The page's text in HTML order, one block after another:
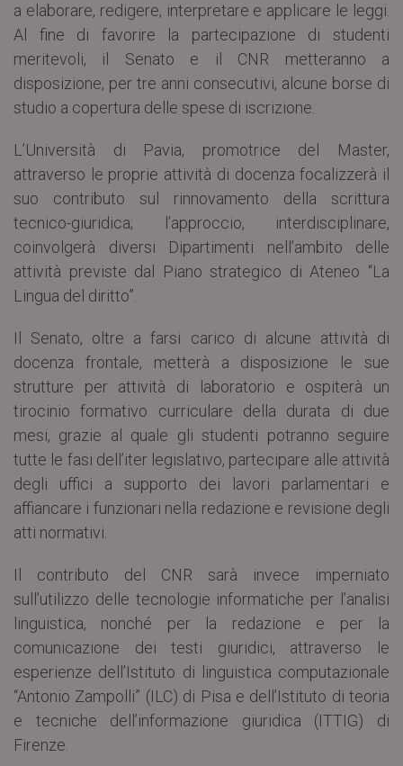
a elaborare, redigere, interpretare e applicare le leggi.
Al fine di favorire la partecipazione di studenti
meritevoli, il Senato e il CNR metteranno a
disposizione, per tre anni consecutivi, alcune borse di
studio a copertura delle spese di iscrizione.
L’Università di Pavia, promotrice del Master,
attraverso le proprie attività di docenza focalizzerà il
suo contributo sul rinnovamento della scrittura
tecnico-giuridica; l’approccio, interdisciplinare,
coinvolgerà diversi Dipartimenti nell’ambito delle
attività previste dal Piano strategico di Ateneo “La
Lingua del diritto”.
Il Senato, oltre a farsi carico di alcune attività di
docenza frontale, metterà a disposizione le sue
strutture per attività di laboratorio e ospiterà un
tirocinio formativo curriculare della durata di due
mesi, grazie al quale gli studenti potranno seguire
tutte le fasi dell’iter legislativo, partecipare alle attività
degli uffici a supporto dei lavori parlamentari e
affiancare i funzionari nella redazione e revisione degli
atti normativi.
Il contributo del CNR sarà invece imperniato
sull’utilizzo delle tecnologie informatiche per l’analisi
linguistica, nonché per la redazione e per la
comunicazione dei testi giuridici, attraverso le
esperienze dell’Istituto di linguistica computazionale
“Antonio Zampolli” (ILC) di Pisa e dell’Istituto di teoria
e tecniche dell’informazione giuridica (ITTIG) di
Firenze.